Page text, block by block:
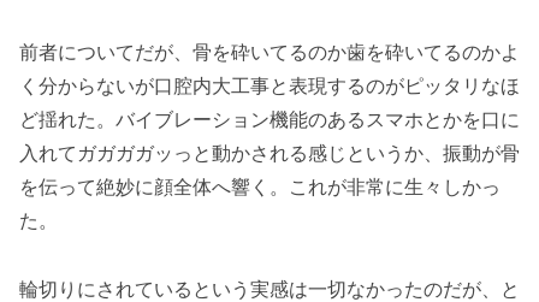
前者についてだが、骨を砕いてるのか歯を砕いてるのかよ
く分からないが口腔内大工事と表現するのがピッタリなほ
ど揺れた。バイブレーション機能のあるスマホとかを口に
入れてガガガガッっと動かされる感じというか、振動が骨
を伝って絶妙に顔全体へ響く。これが非常に生々しかっ
た。
輪切りにされているという実感は一切なかったのだが、と